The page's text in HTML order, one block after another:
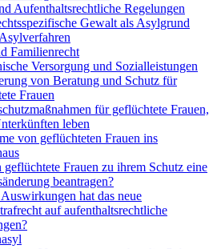
Aufenthaltsrechtliche Regelungen
Gewalt als Asylgrund
Familienrecht
Versorgung und Sozialleistungen
von Beratung und Schutz für
Frauen
für geflüchtete Frauen,
leben
von geflüchteten Frauen ins
geflüchtete Frauen zu ihrem Schutz eine
beantragen?
hat das neue
auf aufenthaltsrechtliche